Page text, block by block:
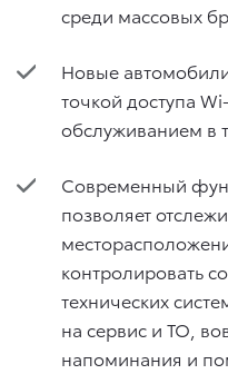
среди массовых
Новые
точкой доступа
обслуживанием в
Современный
позволяет
контролировать
технических
на сервис и ТО,
напоминания и